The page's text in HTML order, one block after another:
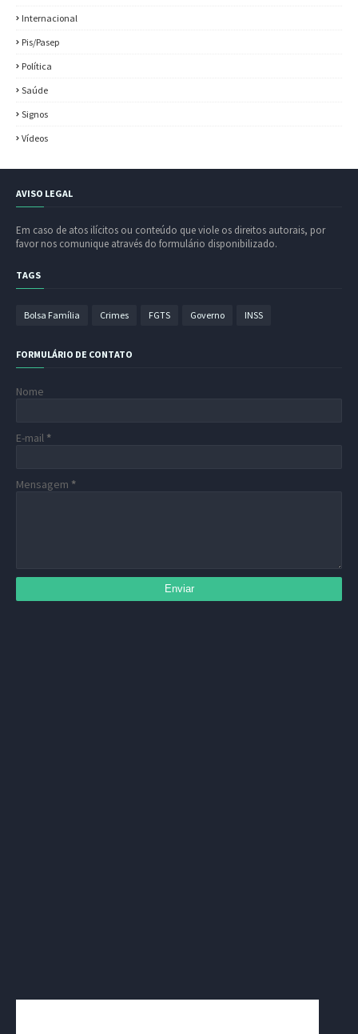
Internacional
Pis/Pasep
Política
Saúde
Signos
Vídeos
AVISO LEGAL
Em caso de atos ilícitos ou conteúdo que viole os direitos autorais, por
favor nos comunique através do formulário disponibilizado.
TAGS
Bolsa Família Crimes FGTS Governo INSS
FORMULÁRIO DE CONTATO
Nome
E-mail *
Mensagem *